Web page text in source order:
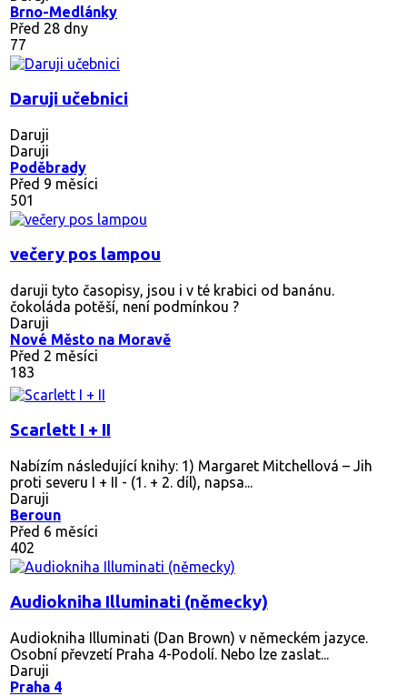
Brno-Medlánky
Před 28 dny
77
Daruji učebnici
Daruji
Daruji
Poděbrady
Před 9 měsíci
501
večery pos lampou
daruji tyto časopisy, jsou i v té krabici od banánu.
čokoláda potěší, není podmínkou ?
Daruji
Nové Město na Moravě
Před 2 měsíci
183
Scarlett I + II
Nabízím následující knihy: 1) Margaret Mitchellová – Jih
proti severu I + II - (1. + 2. díl), napsa...
Daruji
Beroun
Před 6 měsíci
402
Audiokniha Illuminati (německy)
Audiokniha Illuminati (Dan Brown) v německém jazyce.
Osobní převzetí Praha 4-Podolí. Nebo lze zaslat...
Daruji
Praha 4